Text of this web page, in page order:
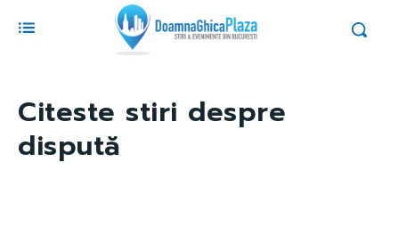
Citeste stiri despre
dispută